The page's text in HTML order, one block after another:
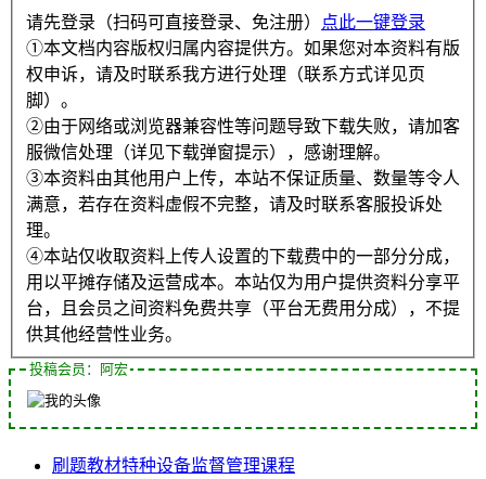
请先登录（扫码可直接登录、免注册）
点此一键登录
①本文档内容版权归属内容提供方。如果您对本资料有版
权申诉，请及时联系我方进行处理（联系方式详见页
脚）。
②由于网络或浏览器兼容性等问题导致下载失败，请加客
服微信处理（详见下载弹窗提示），感谢理解。
③本资料由其他用户上传，本站不保证质量、数量等令人
满意，若存在资料虚假不完整，请及时联系客服投诉处
理。
④本站仅收取资料上传人设置的下载费中的一部分分成，
用以平摊存储及运营成本。本站仅为用户提供资料分享平
台，且会员之间资料免费共享（平台无费用分成），不提
供其他经营性业务。
投稿会员：阿宏
刷题教材特种设备监督管理课程